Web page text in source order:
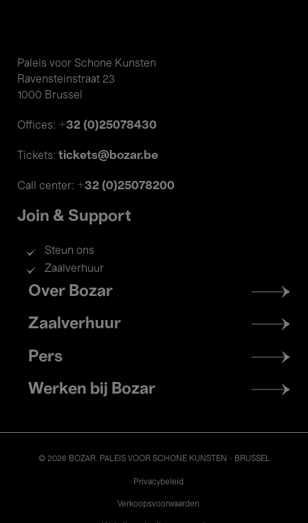
Paleis voor Schone Kunsten
Ravensteinstraat 23
1000 Brussel
Offices: +32 (0)25078430
Tickets: tickets@bozar.be
Call center: +32 (0)25078200
Join & Support
Steun ons
Zaalverhuur
Footer
menu
Over Bozar
Zaalverhuur
Pers
Werken bij Bozar
© 2026 BOZAR. PALEIS VOOR SCHONE KUNSTEN - BRUSSEL
Privacybeleid
Verkoopsvoorwaarden